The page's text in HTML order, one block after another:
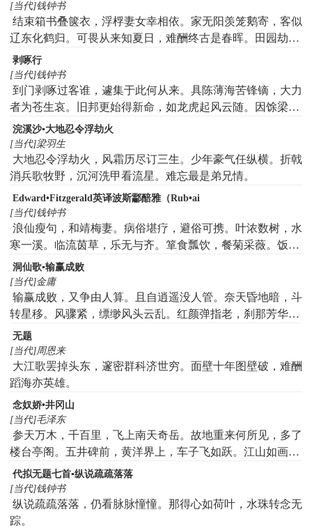
[当代]钱钟书
结束箱书叠箧衣，浮桴妻女幸相依。家无阳羡笼鹅寄，客似
辽东化鹤归。可畏从来知夏日，难酬终古是春晖。田园劫后
将何去，欲起渊明叩昨非。
剥啄行
[当代]钱钟书
到门剥啄过客谁，遽集于此何从来。具陈薄海苦锋镝，大力
者为苍生哀。旧邦更始得新命，如龙虎起风云随。因馀梁益
独隅负，恃天险敢天心违。张铭谯论都勿省，却誇正统依边
陲。当年蛙怒螳螂勇，堪嗤无济尤堪悲。私门出政贿为国，
武都惜命文贪财。行诸不义自当败，冰山倒塌非人推。迂疏
如子执应悟，太平兴国须英才。我闻谢客蹶然起，罕譬而喻
申吾怀。东还昔岁道交趾，馀皇衔尾沧波湄。楼船穹窿极西
海，疏棂增槛高崔巍。毳旄毡盖傅蜡板，颇黎窗翳流苏帷。
金渠玉鉴月烂挂，翠被锦裀云暖堆。大庖珍错靡勿有，鼋胹
鲸脍调龙醢。临深载稳如浮宅，海童效命波蹊开。吾舟逼仄
窥。海风吹臭杂人畜，有豕彭亨马虺隤。每餐箸举下无处，
饥犹喂虱嗟身羸。船轻浪大一颠荡，六腑五脏相互回。邻舫
吕屠笔难状，以彼易此吾宁为。彼舟鹢首方西指，而我激箭
筏，中流敢舍求他材。要能达愿始身托，去取初非视安危。
颠沛造次依无失，细故薄物何嫌猜。岂小不忍而忘大，吾言
止此君其裁。客闻作色拂袖去，如子诚亦冥顽哉。闭门下帷
记应对，彼利锥遇吾钝椎。此身自断终不悔，七命七启徒相
规。
浣溪沙▪大地忍令浮劫火
[当代]梁羽生
大地忍令浮劫火，风霜历尽订三生。少年豪气任纵横。折戟
消兵歌牧野，沉河洗甲看流星。难忘最是弟兄情。
Edward•Fitzgerald英译波斯酃醅雅（Rub•ai
[当代]钱钟书
浪仙瘦句，和靖梅妻。病俗堪疗，避俗可携。叶浓数树，水
寒一溪。临流茵草，乐无与齐。箪食瓢饮，餐菊采薇。饭颗
苦瘦，胡不肉糜。党家故事，折衷最宜。勿求酒美，愿得羊
肥。拚梦踏菜，莫醉烂泥。不癯不俗，吾与坡兮。
洞仙歌▪输赢成败
[当代]金庸
输赢成败，又争由人算。且自逍遥没人管。奈天昏地暗，斗
转星移。风骤紧，缥缈风头云乱。红颜弹指老，刹那芳华。
梦里真真语真幻。同一笑，到头万事俱空。胡涂醉，情长计
短。解不了，名疆系嗔贪。却试问：几时把痴心断？
无题
[当代]周恩来
大江歌罢掉头东，邃密群科济世穷。面壁十年图壁破，难酬
蹈海亦英雄。
念奴娇•井冈山
[当代]毛泽东
参天万木，千百里，飞上南天奇岳。故地重来何所见，多了
楼台亭阁。五井碑前，黄洋界上，车子飞如跃。江山如画，
古代曾云海绿。弹指三十八年，人间变了，似天渊翻覆。犹
记当时烽火里，九死一生如昨。独有豪情，天际悬明月，风
雷磅礴。一声鸡唱，万怪烟消云落。
代拟无题七首▪纵说疏疏落落
[当代]钱钟书
纵说疏疏落落，仍看脉脉憧憧。那得心如荷叶，水珠转念无
踪。